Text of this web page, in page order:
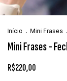
Início . Mini Frases .
Mini Frases -
R$220,00